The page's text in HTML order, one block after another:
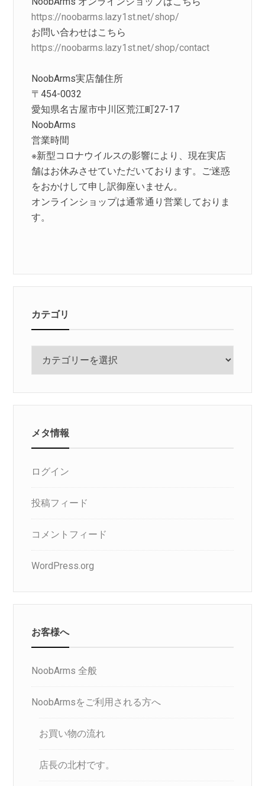
https://noobarms.lazy1st.net/shop/
お問い合わせはこちら
https://noobarms.lazy1st.net/shop/contact
NoobArms実店舗住所
〒454-0032
愛知県名古屋市中川区荒江町27-17
NoobArms
営業時間
※新型コロナウイルスの影響により、現在実店
舗はお休みさせていただいております。ご迷惑
をおかけして申し訳御座いません。
オンラインショップは通常通り営業しておりま
す。
カテゴリ
メタ情報
ログイン
投稿フィード
コメントフィード
WordPress.org
お客様へ
NoobArms 全般
NoobArmsをご利用される方へ
お買い物の流れ
店長の北村です。